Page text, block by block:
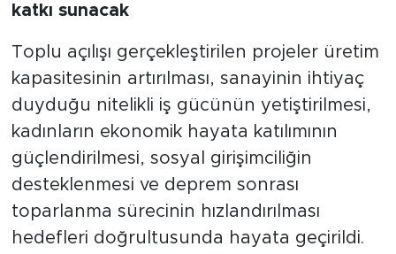
katkı sunacak
Toplu açılışı gerçekleştirilen projeler üretim
kapasitesinin artırılması, sanayinin ihtiyaç
duyduğu nitelikli iş gücünün yetiştirilmesi,
kadınların ekonomik hayata katılımının
güçlendirilmesi, sosyal girişimciliğin
desteklenmesi ve deprem sonrası
toparlanma sürecinin hızlandırılması
hedefleri doğrultusunda hayata geçirildi.